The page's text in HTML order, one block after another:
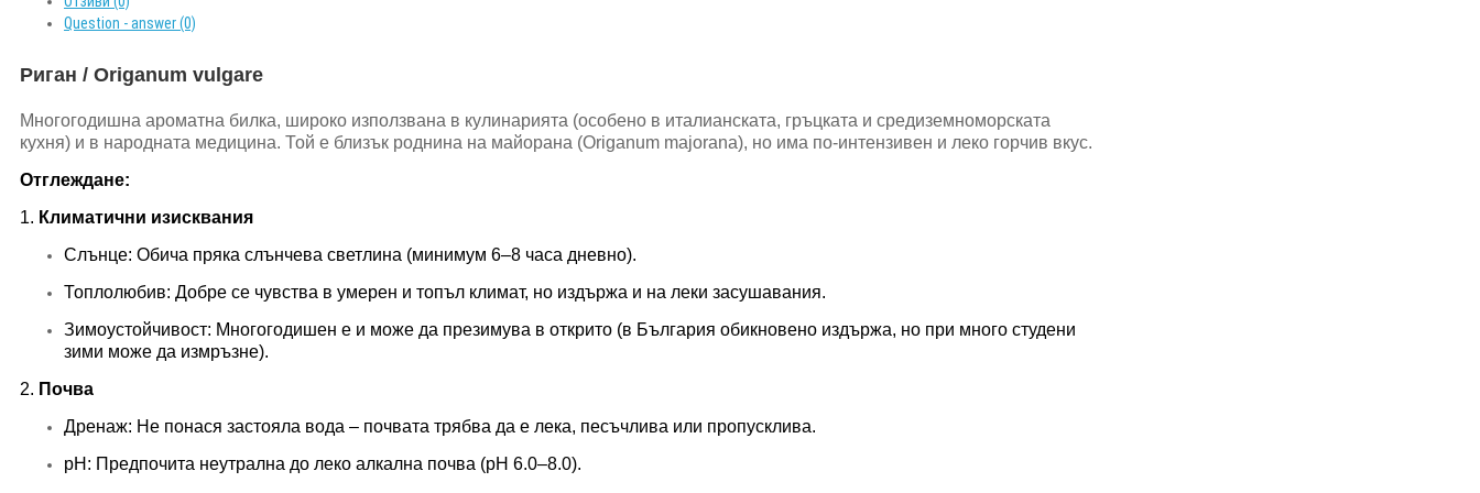
Question - answer (0)
Риган / Origanum vulgare
Многогодишна ароматна билка, широко използвана в кулинарията (особено в италианската, гръцката и средиземноморската
кухня) и в народната медицина. Той е близък роднина на майорана (Origanum majorana), но има по-интензивен и леко горчив вкус.
Отглеждане:
1. Климатични изисквания
Слънце: Обича пряка слънчева светлина (минимум 6–8 часа дневно).
Топлолюбив: Добре се чувства в умерен и топъл климат, но издържа и на леки засушавания.
Зимоустойчивост: Многогодишен е и може да презимува в открито (в България обикновено издържа, но при много студени
зими може да измръзне).
2. Почва
Дренаж: Не понася застояла вода – почвата трябва да е лека, песъчлива или пропусклива.
pH: Предпочита неутрална до леко алкална почва (pH 6.0–8.0).